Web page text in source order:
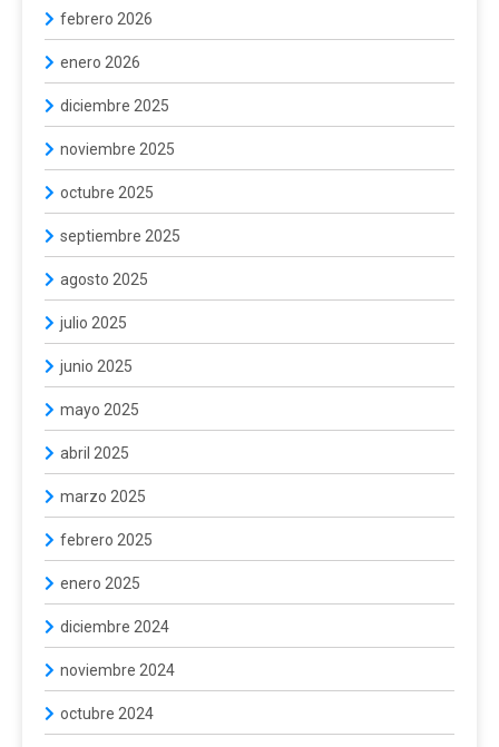
febrero 2026
enero 2026
diciembre 2025
noviembre 2025
octubre 2025
septiembre 2025
agosto 2025
julio 2025
junio 2025
mayo 2025
abril 2025
marzo 2025
febrero 2025
enero 2025
diciembre 2024
noviembre 2024
octubre 2024